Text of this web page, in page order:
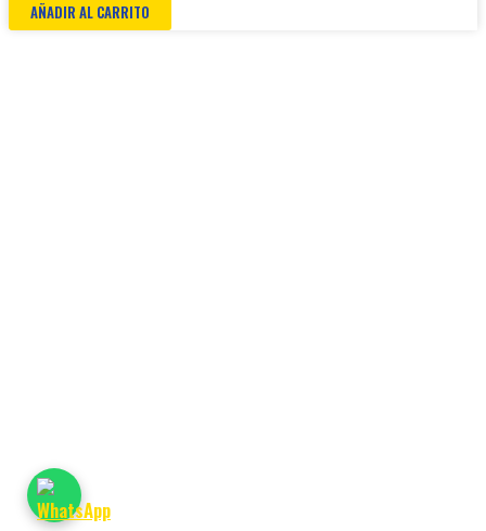
AÑADIR AL CARRITO